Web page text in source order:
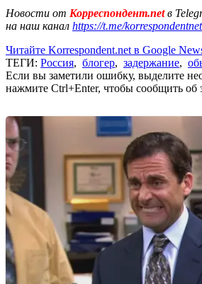
Новости от Корреспондент.netв
на наш канал https://t.me/korrespondentnet
Читайте Korrespondent.net в Google
ТЕГИ: Россия, блогер, задержание,
Если вы заметили ошибку, выделите
нажмите Ctrl+Enter, чтобы сообщить об